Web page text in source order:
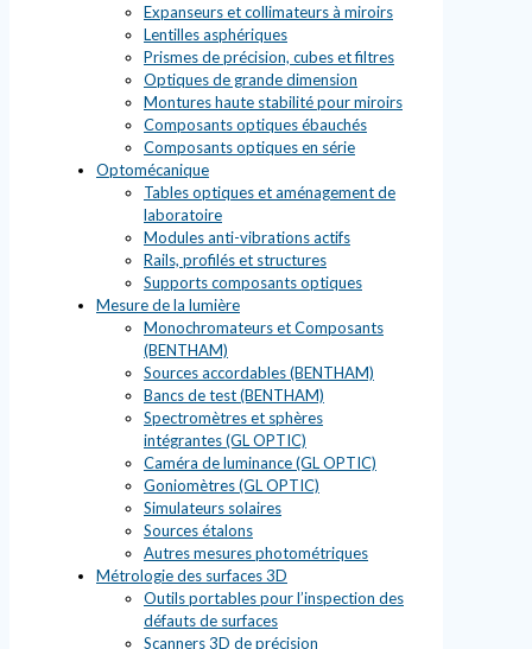
Expanseurs et collimateurs à miroirs
Lentilles asphériques
Prismes de précision, cubes et filtres
Optiques de grande dimension
Montures haute stabilité pour miroirs
Composants optiques ébauchés
Composants optiques en série
Optomécanique
Tables optiques et aménagement de
laboratoire
Modules anti-vibrations actifs
Rails, profilés et structures
Supports composants optiques
Mesure de la lumière
Monochromateurs et Composants
(BENTHAM)
Sources accordables (BENTHAM)
Bancs de test (BENTHAM)
Spectromètres et sphères
intégrantes (GL OPTIC)
Caméra de luminance (GL OPTIC)
Goniomètres (GL OPTIC)
Simulateurs solaires
Sources étalons
Autres mesures photométriques
Métrologie des surfaces 3D
Outils portables pour l’inspection des
défauts de surfaces
Scanners 3D de précision